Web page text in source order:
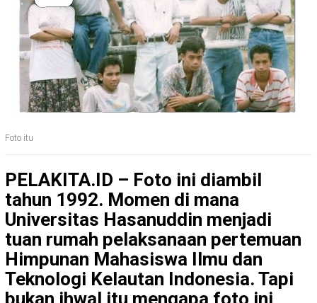
Foto itu
PELAKITA.ID – Foto ini diambil
tahun 1992. Momen di mana
Universitas Hasanuddin menjadi
tuan rumah pelaksanaan pertemuan
Himpunan Mahasiswa Ilmu dan
Teknologi Kelautan Indonesia. Tapi